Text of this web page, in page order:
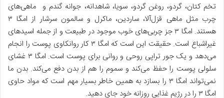
تخم کتان، گردو، روغن گردو، سویا، شاهدانه، جوانه گندم و ماهی‌های
چرب مثل ماهی قزل‌آلا، ساردین، ماکرل و سالمون سرشار از امگا ۳
هستند. امگا ۳ جز چربی‌های خوب موجود در طبیعت و از جمله اسیدهای
غیر‌اشباع است. حقیقت این است که امگا ۳ کار روانکاوی پوست را انجام
می‌دهد و یک جور تراپی روحی و روانی برای پوست است. امگا ۳ غشای
سلولی پوست را حفظ می‌کند و سموم را هم از بدن دفع می‌کند. بدن ما
نمی‌تواند امگا ۳ را بسازد به همین خاطر بسیار مهم است که مواد حاوی
امگا ۳ را در رژیم غذایی روزانه خود جای دهید.